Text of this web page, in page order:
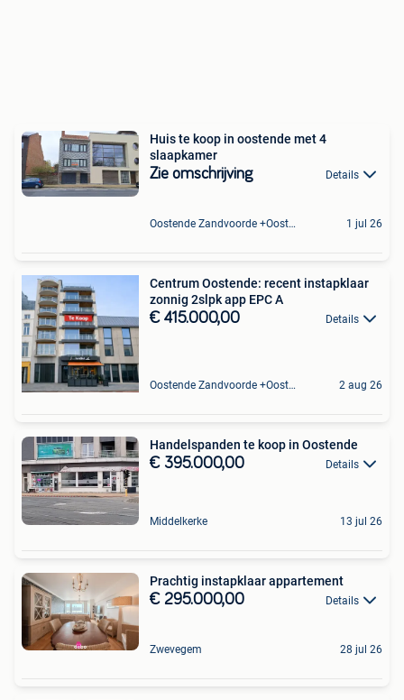
Huis te koop in oostende met 4
slaapkamer
Zie omschrijving Details
Oostende Zandvoorde +Oostende 1 jul 26
Centrum Oostende: recent instapklaar
zonnig 2slpk app EPC A
€ 415.000,00 Details
Oostende Zandvoorde +Oostende 2 aug 26
Handelspanden te koop in Oostende
€ 395.000,00 Details
Middelkerke 13 jul 26
Prachtig instapklaar appartement
€ 295.000,00 Details
Zwevegem 28 jul 26